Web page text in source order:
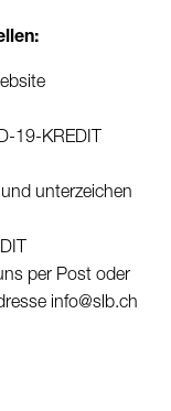
19-KREDIT
unterzeichen
per Post oder
info@slb.ch